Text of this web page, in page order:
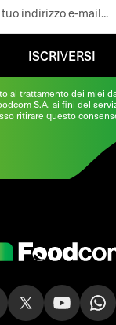
al trattamento dei miei
S.A. ai fini del
ritirare questo
ISCRIVERSI